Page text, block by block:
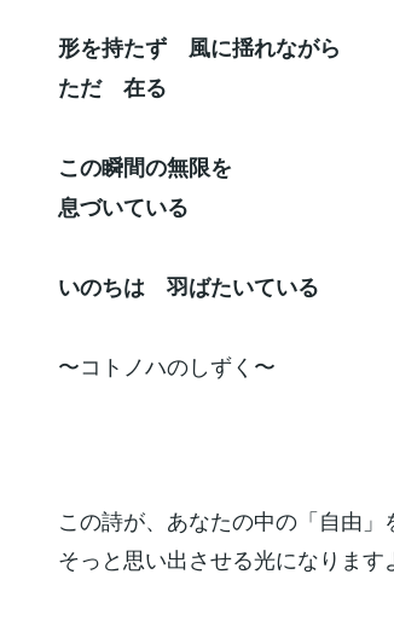
形を持たず 風に揺れながら
ただ 在る
この瞬間の無限を
息づいている
いのちは 羽ばたいている
〜コトノハのしずく〜
この詩が、あなたの中の「自由」
そっと思い出させる光になります